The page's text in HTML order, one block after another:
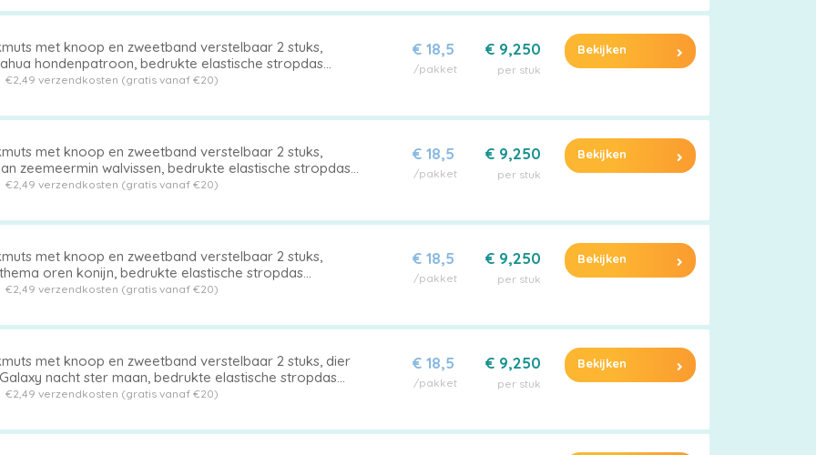
met knoop en zweetband verstelbaar 2 stuks,
hondenpatroon, bedrukte elastische stropdas
€2,49 verzendkosten (gratis vanaf €20)
€ 18,5
/pakket
€ 9,250
per stuk
Bekijken
met knoop en zweetband verstelbaar 2 stuks,
zeemeermin walvissen, bedrukte elastische stropdas
hoed
€2,49 verzendkosten (gratis vanaf €20)
€ 18,5
/pakket
€ 9,250
per stuk
Bekijken
met knoop en zweetband verstelbaar 2 stuks,
oren konijn, bedrukte elastische stropdas
€2,49 verzendkosten (gratis vanaf €20)
€ 18,5
/pakket
€ 9,250
per stuk
Bekijken
met knoop en zweetband verstelbaar 2 stuks, dier
nacht ster maan, bedrukte elastische stropdas
€2,49 verzendkosten (gratis vanaf €20)
€ 18,5
/pakket
€ 9,250
per stuk
Bekijken